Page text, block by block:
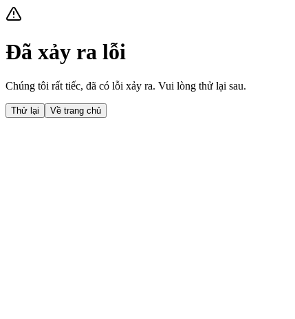
Đã xảy ra lỗi
Chúng tôi rất tiếc, đã có lỗi xảy ra. Vui lòng thử lại sau.
Thử lại Về trang chủ